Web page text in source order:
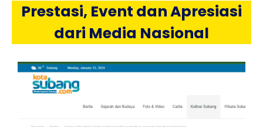
Prestasi, Event dan Apresiasi
dari Media Nasional